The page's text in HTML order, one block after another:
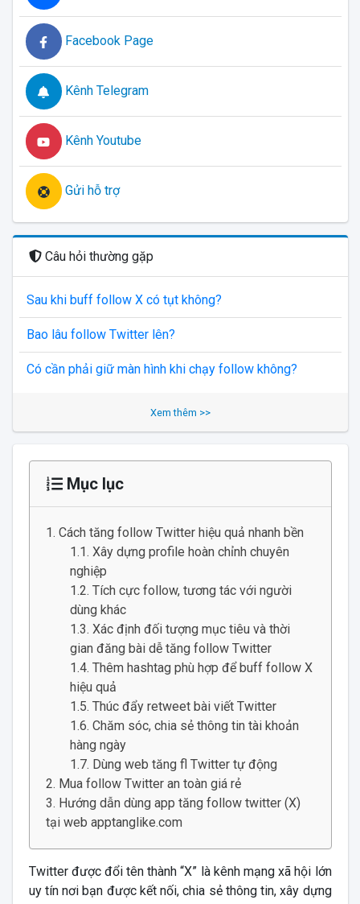
Facebook Page
Kênh Telegram
Kênh Youtube
Gửi hỗ trợ
Câu hỏi thường gặp
Sau khi buff follow X có tụt không?
Bao lâu follow Twitter lên?
Có cần phải giữ màn hình khi chạy follow không?
Xem thêm >>
Mục lục
Cách tăng follow Twitter hiệu quả nhanh bền
Xây dựng profile hoàn chỉnh chuyên
nghiệp
Tích cực follow, tương tác với người
dùng khác
Xác định đối tượng mục tiêu và thời
gian đăng bài dễ tăng follow Twitter
Thêm hashtag phù hợp để buff follow X
hiệu quả
Thúc đẩy retweet bài viết Twitter
Chăm sóc, chia sẻ thông tin tài khoản
hàng ngày
Dùng web tăng fl Twitter tự động
Mua follow Twitter an toàn giá rẻ
Hướng dẫn dùng app tăng follow twitter (X)
tại web apptanglike.com
Twitter được đổi tên thành “X” là kênh mạng xã hội lớn
uy tín nơi bạn được kết nối, chia sẻ thông tin, xây dựng